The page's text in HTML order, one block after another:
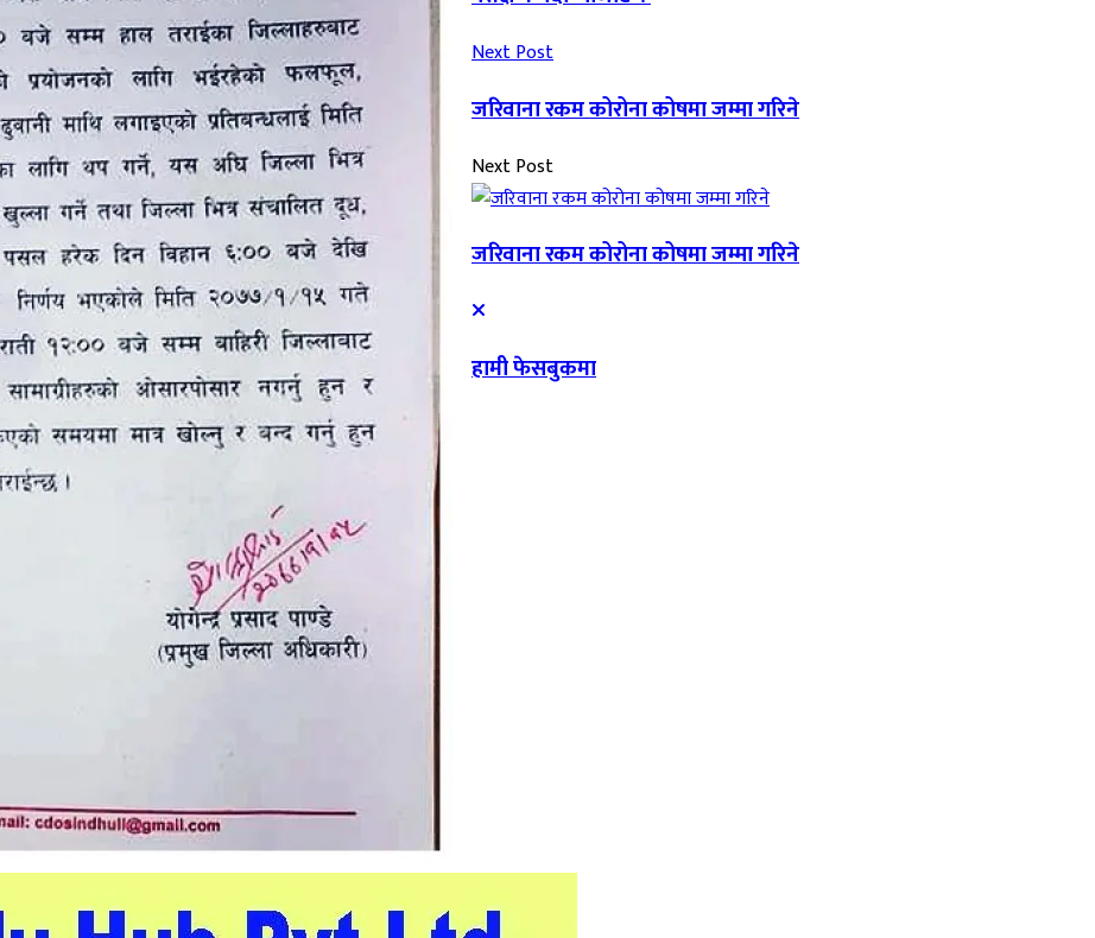
Next Post
जरिवाना रकम कोरोना कोषमा जम्मा गरिने
Next Post
जरिवाना रकम कोरोना कोषमा जम्मा गरिने
हामी फेसबुकमा